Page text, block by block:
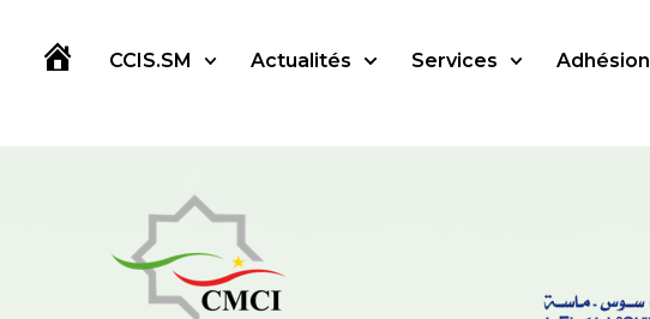
AccueilCCIS.SM Actualités Services Adhésion